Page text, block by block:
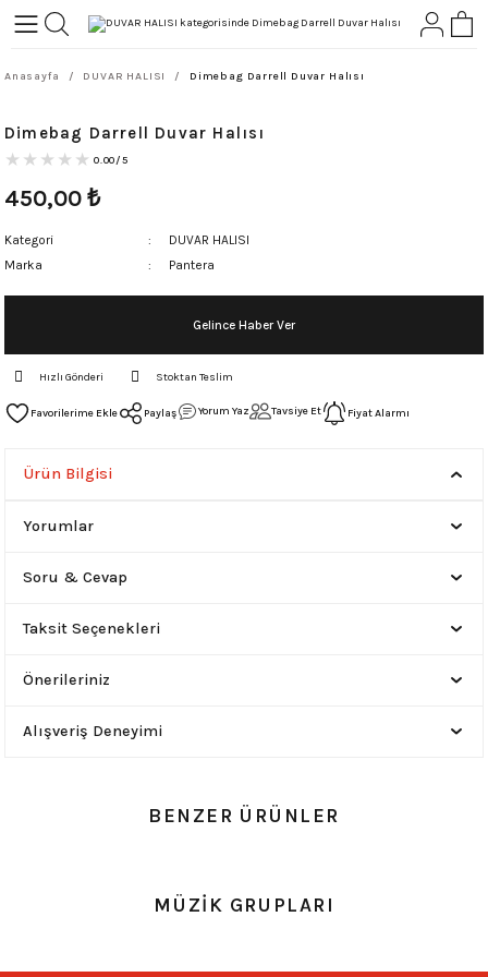
Geri Dön
ROCK
Geri Dön
Anasayfa DUVAR HALISI Dimebag Darrell Duvar Halısı
Dimebag Darrell Duvar Halısı
0.00/5
450,00 ₺
Kategori
DUVAR HALISI
Marka
Pantera
Gelince Haber Ver
Hızlı Gönderi Stoktan Teslim
Paylaş Yorum Yaz Tavsiye Et Fiyat Alarmı
Ürün Bilgisi
Yorumlar
Soru & Cevap
Taksit Seçenekleri
Önerileriniz
Alışveriş Deneyimi
BENZER ÜRÜNLER
0.0 Puan - 0 Yorum
MÜZİK GRUPLARI